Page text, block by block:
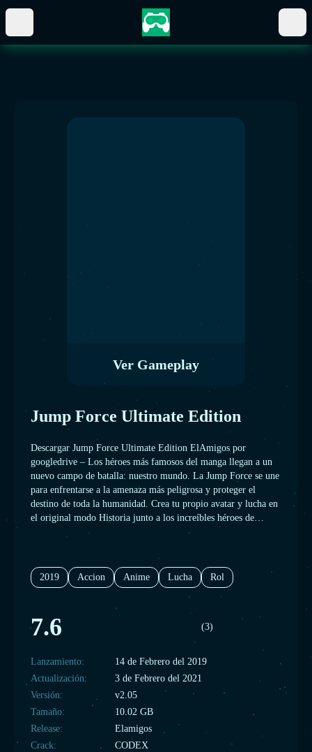
Ver Gameplay
Jump Force Ultimate Edition
Descargar Jump Force Ultimate Edition ElAmigos por
googledrive – Los héroes más famosos del manga llegan a un
nuevo campo de batalla: nuestro mundo. La Jump Force se une
para enfrentarse a la amenaza más peligrosa y proteger el
destino de toda la humanidad. Crea tu propio avatar y lucha en
el original modo Historia junto a los increíbles héroes de
DRAGON BALL Z, ONE PIECE, NARUTO, BLEACH,
2019
Accion Anime Lucha Rol
7.6 (3)
Lanzamiento:
14 de Febrero del 2019
Actualización:
3 de Febrero del 2021
Versión:
v2.05
Tamaño:
10.02 GB
Release:
Elamigos
Crack:
CODEX